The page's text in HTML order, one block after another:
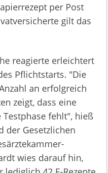
per Post
gilt das
reagierte erleichtert
Pflichtstarts. "Die
an erfolgreich
zeigt, dass eine
fehlt", hieß
der Gesetzlichen
wies darauf hin,